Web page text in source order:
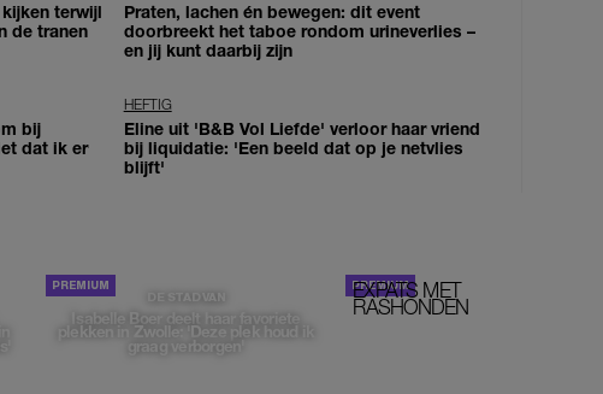
terwijl
de tranen
Praten, lachen én bewegen: dit event
doorbreekt het taboe rondom urineverlies –
en jij kunt daarbij zijn
bij
dat ik er
HEFTIG
Eline uit 'B&B Vol Liefde' verloor haar vriend
bij liquidatie: 'Een beeld dat op je netvlies
blijft'
DE STAD VAN
Isabelle Boer deelt haar favoriete
plekken in Zwolle: 'Deze plek houd ik
graag verborgen'
EXPATS MET
RASHONDEN